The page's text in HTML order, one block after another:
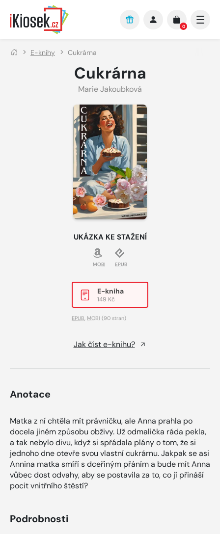
Přejít na hlavní obsah
0
E-knihy Cukrárna
Cukrárna
Marie Jakoubková
UKÁZKA KE STAŽENÍ
MOBI EPUB
E-kniha
149 Kč
EPUB, MOBI (90 stran)
Jak číst e-knihu?
Anotace
Matka z ní chtěla mít právničku, ale Anna prahla po
docela jiném způsobu obživy. Už odmalička ráda pekla,
a tak nebylo divu, když si spřádala plány o tom, že si
jednoho dne otevře svou vlastní cukrárnu. Jakpak se asi
Annina matka smíří s dceřiným přáním a bude mít Anna
vůbec dost odvahy, aby se postavila za to, co jí přináší
pocit vnitřního štěstí?
Podrobnosti